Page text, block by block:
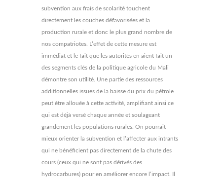
subvention aux frais de scolarité touchent
directement les couches défavorisées et la
production rurale et donc le plus grand nombre de
nos compatriotes. L’effet de cette mesure est
immédiat et le fait que les autorités en aient fait un
des segments clés de la politique agricole du Mali
démontre son utilité. Une partie des ressources
additionnelles issues de la baisse du prix du pétrole
peut être allouée à cette activité, amplifiant ainsi ce
qui est déjà versé chaque année et soulageant
grandement les populations rurales. On pourrait
mieux orienter la subvention et l’affecter aux intrants
qui ne bénéficient pas directement de la chute des
cours (ceux qui ne sont pas dérivés des
hydrocarbures) pour en améliorer encore l’impact. Il